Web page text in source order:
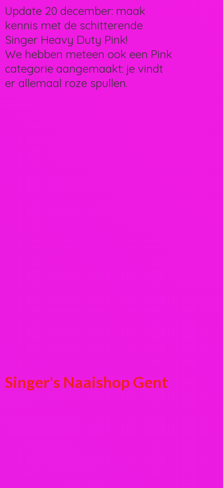
Singer's Naaishop Gent
Update 20 december: maak
kennis met de schitterende
Singer Heavy Duty Pink!
We hebben meteen ook een Pink
categorie aangemaakt: je vindt
er allemaal roze spullen.